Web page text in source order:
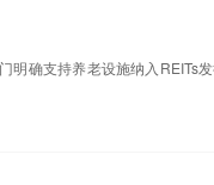
明确支持养老设施纳入REITs